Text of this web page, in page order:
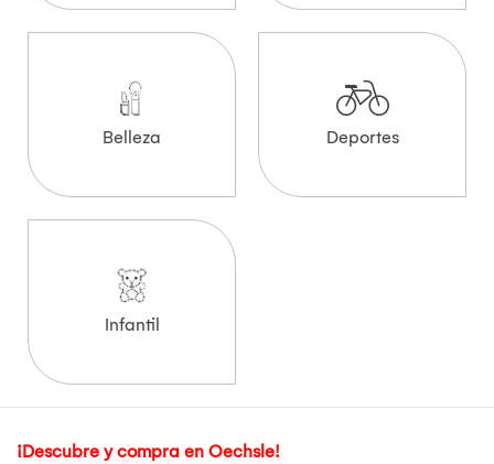
Belleza Deportes
Infantil
¡Descubre y compra en Oechsle!